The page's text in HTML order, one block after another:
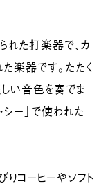
れた打楽器で、カ
た楽器です。たたく
い音色を奏でま
シー」で使われた
コーヒーやソフト